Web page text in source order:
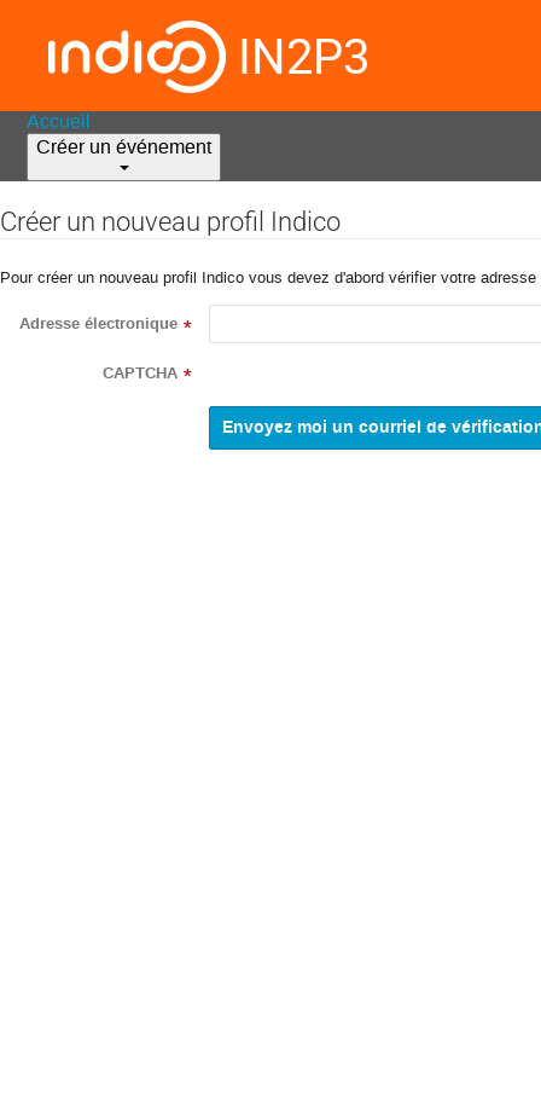
IN2P3
Accueil
Créer un événement
Créer un nouveau profil Indico
Pour créer un nouveau profil Indico vous devez d'abord vérifier votre
Adresse électronique *
CAPTCHA *